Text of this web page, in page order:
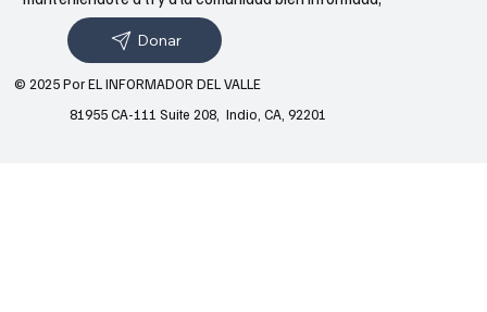
Donar
81955 CA-111 Suite 208, Indio, CA, 92201
© 2025 Por EL INFORMADOR DEL VALLE